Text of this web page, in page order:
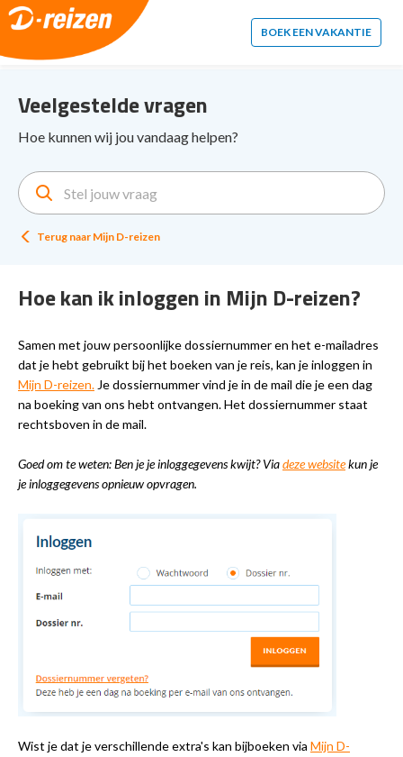
2. Paste this code immediately after the opening tag:
BOEK EEN VAKANTIE
Veelgestelde vragen
Hoe kunnen wij jou vandaag helpen?
Terug naar Mijn D-reizen
Hoe kan ik inloggen in Mijn D-reizen?
Samen met jouw persoonlijke dossiernummer en het e-mailadres
dat je hebt gebruikt bij het boeken van je reis, kan je inloggen in
Mijn D-reizen. Je dossiernummer vind je in de mail die je een dag
na boeking van ons hebt ontvangen. Het dossiernummer staat
rechtsboven in de mail.
Goed om te weten: Ben je je inloggegevens kwijt? Viadeze websitekun je
je inloggegevens opnieuw opvragen.
Wist je dat je verschillende extra's kan bijboeken via Mijn D-